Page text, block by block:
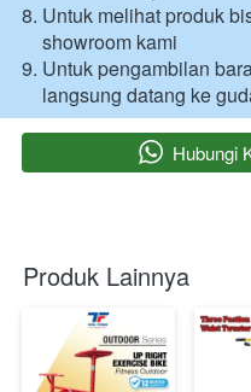
Untuk melihat produk
showroom kami
Untuk pengambilan
langsung datang ke
` Hubungi
Produk Lainnya